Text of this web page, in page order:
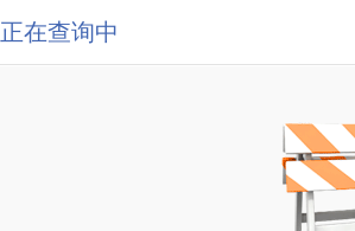
正在查询中